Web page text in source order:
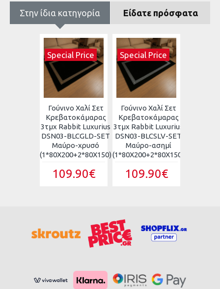
Στην ίδια κατηγορία Είδατε πρόσφατα
Special Price
Γούνινο Χαλί Σετ
Κρεβατοκάμαρας
3τμχ Rabbit Luxurius
DSN03-BLCGLD-SET
Μαύρο-χρυσό
(1*80X200+2*80X150)
109.90€
Special Price
Γούνινο Χαλί Σετ
Κρεβατοκάμαρας
3τμχ Rabbit Luxurius
DSN03-BLCSLV-SET
Μαύρο-ασημί
(1*80X200+2*80X150)
109.90€